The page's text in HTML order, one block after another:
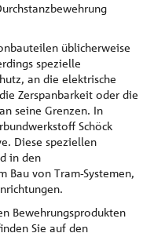
üblicherweise
spezielle
an die elektrische
Zerspanbarkeit oder die
seine Grenzen. In
Schöck
Diese speziellen
in den
Bau von Tram-Systemen,
Bewehrungsprodukten
Sie auf den